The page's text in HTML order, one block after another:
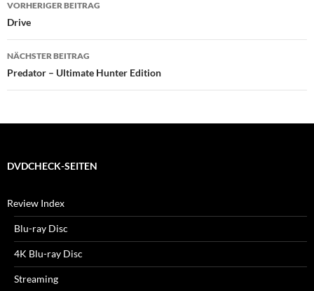
VORHERIGER BEITRAG
Drive
NÄCHSTER BEITRAG
Predator – Ultimate Hunter Edition
DVDCHECK-SEITEN
Review Index
Blu-ray Disc
4K Blu-ray Disc
Streaming